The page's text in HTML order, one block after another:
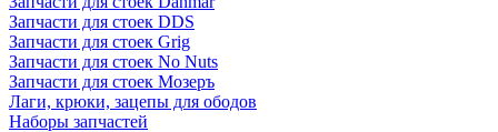
Запчасти для стоек DDS
Запчасти для стоек Grig
Запчасти для стоек No Nuts
Запчасти для стоек Мозеръ
Лаги, крюки, зацепы для ободов
Наборы запчастей